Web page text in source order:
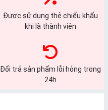
Được sử dụng thẻ chiếu khấu
khi là thành viên
Đổi trả sản phẩm lỗi hỏng trong
24h